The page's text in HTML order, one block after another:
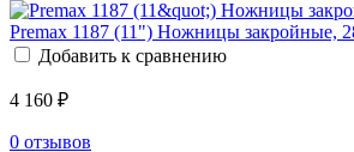
Premax 1187 (11") Ножницы закройные,
Добавить к сравнению
4 160 ₽
0 отзывов